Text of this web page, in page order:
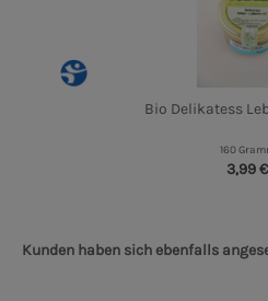
Bio Delikatess
160
3,99 €
Kunden haben sich ebenfalls